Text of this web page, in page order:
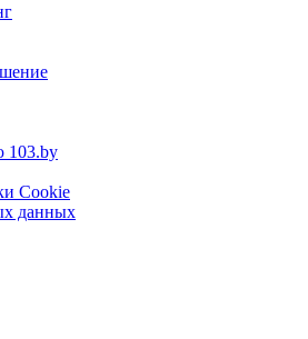
103.by
Cookie
данных